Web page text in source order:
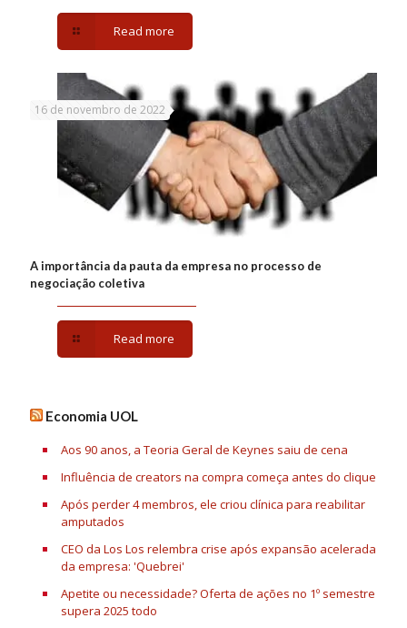
Read more
16 de novembro de 2022
A importância da pauta da empresa no processo de
negociação coletiva
Read more
Economia UOL
Aos 90 anos, a Teoria Geral de Keynes saiu de cena
Influência de creators na compra começa antes do clique
Após perder 4 membros, ele criou clínica para reabilitar
amputados
CEO da Los Los relembra crise após expansão acelerada
da empresa: 'Quebrei'
Apetite ou necessidade? Oferta de ações no 1º semestre
supera 2025 todo